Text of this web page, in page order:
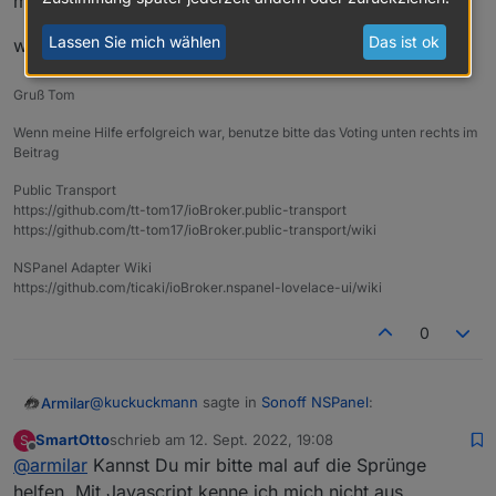
was genau möchtest du machen?
Gruß Tom
Wenn meine Hilfe erfolgreich war, benutze bitte das Voting unten rechts im
Beitrag
Public Transport
https://github.com/tt-tom17/ioBroker.public-transport
https://github.com/tt-tom17/ioBroker.public-transport/wiki
NSPanel Adapter Wiki
https://github.com/ticaki/ioBroker.nspanel-lovelace-ui/wiki
0
Armilar@kuckuckmann sagte in Sonoff NSPanel:
@Armilar
S
Offline
SmartOttoschrieb am 12. Sept. 2022, 19:08
zuletzt editiert von
@armilar Kannst Du mir bitte mal auf die Sprünge
helfen. Mit Javascript kenne ich mich nicht aus.
Lassen Sie mich wählen Das ist ok